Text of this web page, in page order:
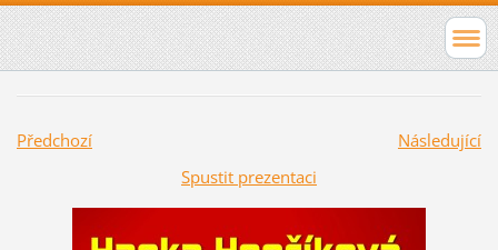
Předchozí
Následující
Spustit prezentaci